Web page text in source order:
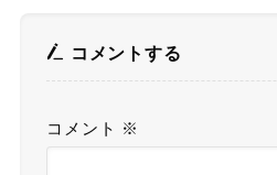
コメントする
コメント ※